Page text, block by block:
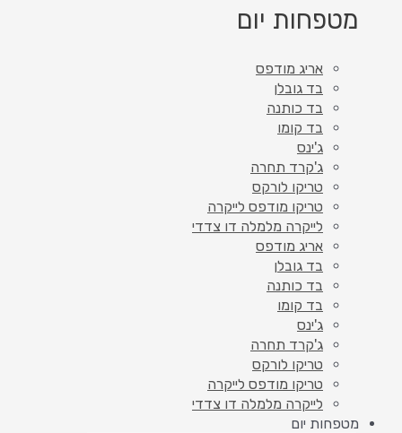
מטפחות יום
אריג מודפס
בד גובלן
בד כותנה
בד קומו
ג'ינס
ג'קרד תחרה
טריקו לורקס
טריקו מודפס לייקרה
לייקרה מלמלה דו צדדי
אריג מודפס
בד גובלן
בד כותנה
בד קומו
ג'ינס
ג'קרד תחרה
טריקו לורקס
טריקו מודפס לייקרה
לייקרה מלמלה דו צדדי
מטפחות יום